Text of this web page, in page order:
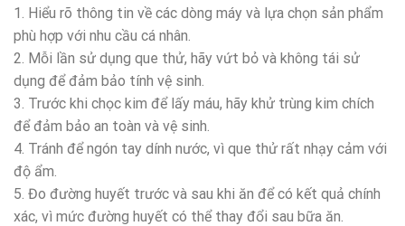
1. Hiểu rõ thông tin về các dòng máy và lựa chọn sản phẩm
phù hợp với nhu cầu cá nhân.
2. Mỗi lần sử dụng que thử, hãy vứt bỏ và không tái sử
dụng để đảm bảo tính vệ sinh.
3. Trước khi chọc kim để lấy máu, hãy khử trùng kim chích
để đảm bảo an toàn và vệ sinh.
4. Tránh để ngón tay dính nước, vì que thử rất nhạy cảm với
độ ẩm.
5. Đo đường huyết trước và sau khi ăn để có kết quả chính
xác, vì mức đường huyết có thể thay đổi sau bữa ăn.